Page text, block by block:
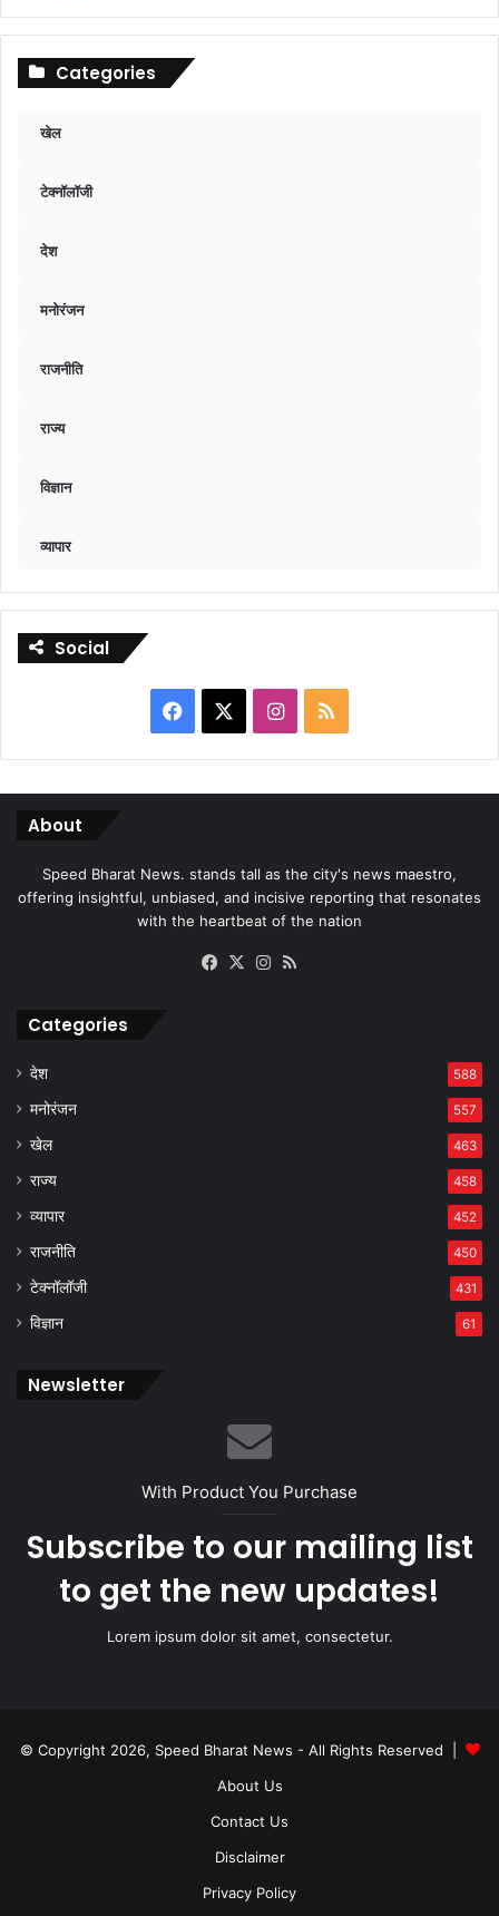
Categories
खेल
टेक्नॉलॉजी
देश
मनोरंजन
राजनीति
राज्य
विज्ञान
व्यापार
Social
Facebook Instagram
RSS
About
Speed Bharat News. stands tall as the city's news maestro,
offering insightful, unbiased, and incisive reporting that resonates
with the heartbeat of the nation
Facebook
X Instagram
Categories
देश 588
मनोरंजन 557
खेल 463
राज्य 458
व्यापार 452
राजनीति 450
टेक्नॉलॉजी 431
विज्ञान 61
Newsletter
With Product You Purchase
Subscribe to our mailing list
to get the new updates!
Lorem ipsum dolor sit amet, consectetur.
© Copyright 2026, Speed Bharat News - All Rights Reserved |
About Us
Contact Us
Disclaimer
Privacy Policy